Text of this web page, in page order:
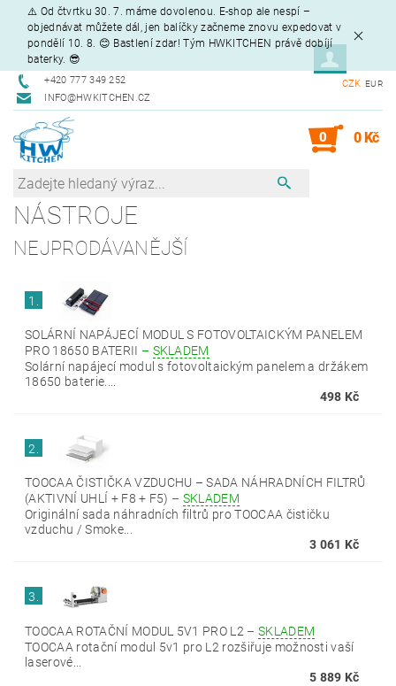
⚠️ Od čtvrtku 30. 7. máme dovolenou. E-shop ale nespí –
objednávat můžete dál, jen balíčky začneme znovu expedovat v
pondělí 10. 8. 😊 Bastlení zdar! Tým HWKITCHEN právě dobíjí
baterky. 😎
+420 777 349 252
INFO@HWKITCHEN.CZ
CZK EUR
0 0 Kč
NÁSTROJE
NEJPRODÁVANĚJŠÍ
1.
SOLÁRNÍ NAPÁJECÍ MODUL S FOTOVOLTAICKÝM PANELEM
PRO 18650 BATERII – SKLADEM
Solární napájecí modul s fotovoltaickým panelem a držákem
18650 baterie....
498 Kč
2.
TOOCAA ČISTIČKA VZDUCHU – SADA NÁHRADNÍCH FILTRŮ
(AKTIVNÍ UHLÍ + F8 + F5) – SKLADEM
Originální sada náhradních filtrů pro TOOCAA čističku
vzduchu / Smoke...
3 061 Kč
3.
TOOCAA ROTAČNÍ MODUL 5V1 PRO L2 –SKLADEM
TOOCAA rotační modul 5v1 pro L2 rozšiřuje možnosti vaší
laserové...
5 889 Kč